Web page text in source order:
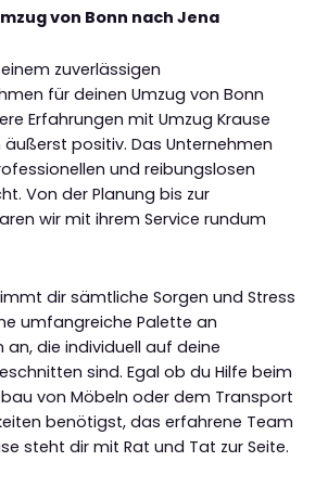
von Bonn nach Jena
zuverlässigen
für deinen Umzug von Bonn
Erfahrungen mit Umzug Krause
positiv. Das Unternehmen
und reibungslosen
Von der Planung bis zur
wir mit ihrem Service rundum
dir sämtliche Sorgen und Stress
umfangreiche Palette an
an, die individuell auf deine
sind. Egal ob du Hilfe beim
von Möbeln oder dem Transport
benötigst, das erfahrene Team
steht dir mit Rat und Tat zur Seite.